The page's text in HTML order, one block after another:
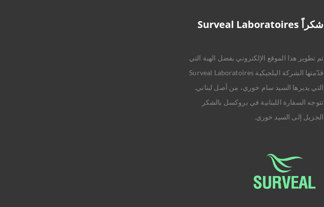
شكراً Surveal Laboratoires
تم تطوير هذا الموقع الإلكتروني بفضل الهبة التي
قدّمتها الشركة البلجيكية Surveal Laboratoires
التي يديرها السيد سام خوري، من أصل لبناني.
تتوجه السفارة اللبنانية في بروكسل بالشكر
الجزيل إلى السيد خوري.